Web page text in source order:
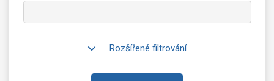
Rozšířené filtrování